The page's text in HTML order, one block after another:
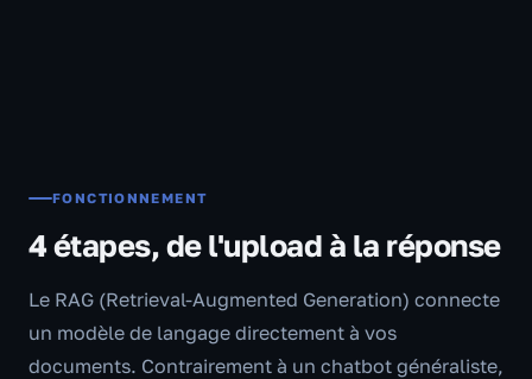
FONCTIONNEMENT
4 étapes, de l'upload à la réponse
Le RAG (Retrieval-Augmented Generation) connecte
un modèle de langage directement à vos
documents. Contrairement à un chatbot généraliste,